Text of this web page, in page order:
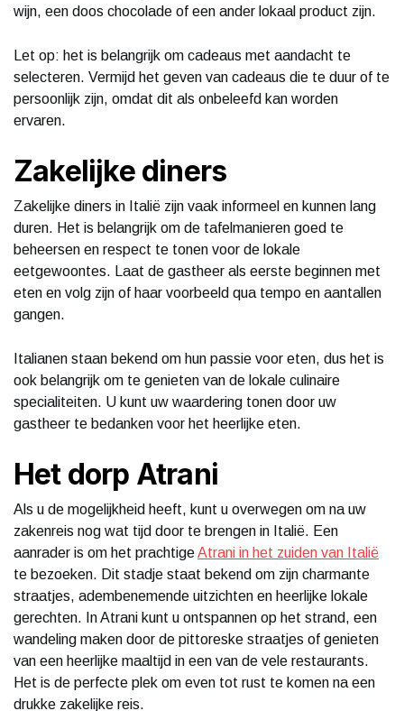
wijn, een doos chocolade of een ander lokaal product zijn.
Let op: het is belangrijk om cadeaus met aandacht te
selecteren. Vermijd het geven van cadeaus die te duur of te
persoonlijk zijn, omdat dit als onbeleefd kan worden
ervaren.
Zakelijke diners
Zakelijke diners in Italië zijn vaak informeel en kunnen lang
duren. Het is belangrijk om de tafelmanieren goed te
beheersen en respect te tonen voor de lokale
eetgewoontes. Laat de gastheer als eerste beginnen met
eten en volg zijn of haar voorbeeld qua tempo en aantallen
gangen.
Italianen staan bekend om hun passie voor eten, dus het is
ook belangrijk om te genieten van de lokale culinaire
specialiteiten. U kunt uw waardering tonen door uw
gastheer te bedanken voor het heerlijke eten.
Het dorp Atrani
Als u de mogelijkheid heeft, kunt u overwegen om na uw
zakenreis nog wat tijd door te brengen in Italië. Een
aanrader is om het prachtigeAtrani in het zuiden van Italië
te bezoeken. Dit stadje staat bekend om zijn charmante
straatjes, adembenemende uitzichten en heerlijke lokale
gerechten. In Atrani kunt u ontspannen op het strand, een
wandeling maken door de pittoreske straatjes of genieten
van een heerlijke maaltijd in een van de vele restaurants.
Het is de perfecte plek om even tot rust te komen na een
drukke zakelijke reis.